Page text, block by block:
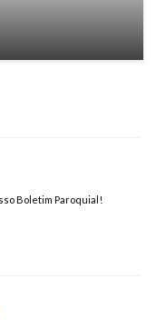
Boletim Paroquial!